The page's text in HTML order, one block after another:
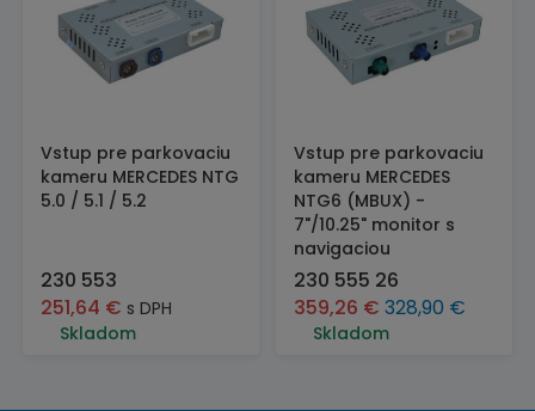
Vstup pre parkovaciu
kameru MERCEDES NTG
5.0 / 5.1 / 5.2
230 553
251,64 € s DPH
Skladom
Vstup pre parkovaciu
kameru MERCEDES
NTG6 (MBUX) -
7"/10.25" monitor s
navigaciou
230 555 26
359,26 € 328,90 €
Skladom